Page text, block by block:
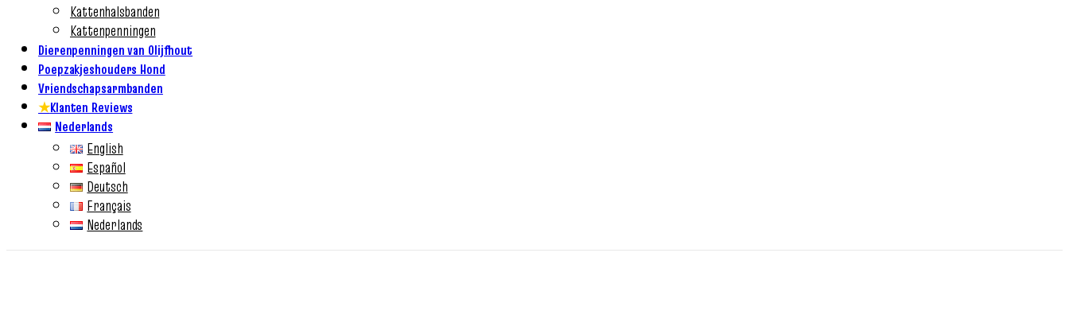
Kattenhalsbanden
Kattenpenningen
Dierenpenningen van Olijfhout
Poepzakjeshouders Hond
Vriendschapsarmbanden
★Klanten Reviews
Nederlands
English
Español
Deutsch
Français
Nederlands